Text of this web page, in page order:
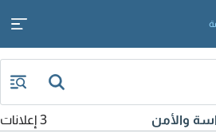
والأمن 3 إعلانات